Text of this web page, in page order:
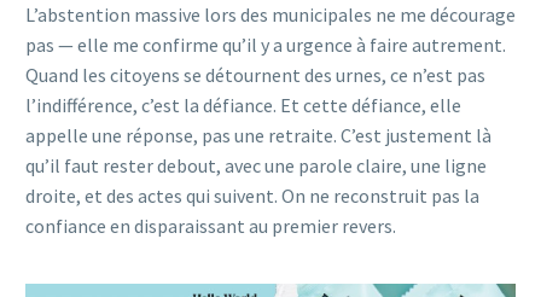
L’abstention massive lors des municipales ne me décourage
pas — elle me confirme qu’il y a urgence à faire autrement.
Quand les citoyens se détournent des urnes, ce n’est pas
l’indifférence, c’est la défiance. Et cette défiance, elle
appelle une réponse, pas une retraite. C’est justement là
qu’il faut rester debout, avec une parole claire, une ligne
droite, et des actes qui suivent. On ne reconstruit pas la
confiance en disparaissant au premier revers.